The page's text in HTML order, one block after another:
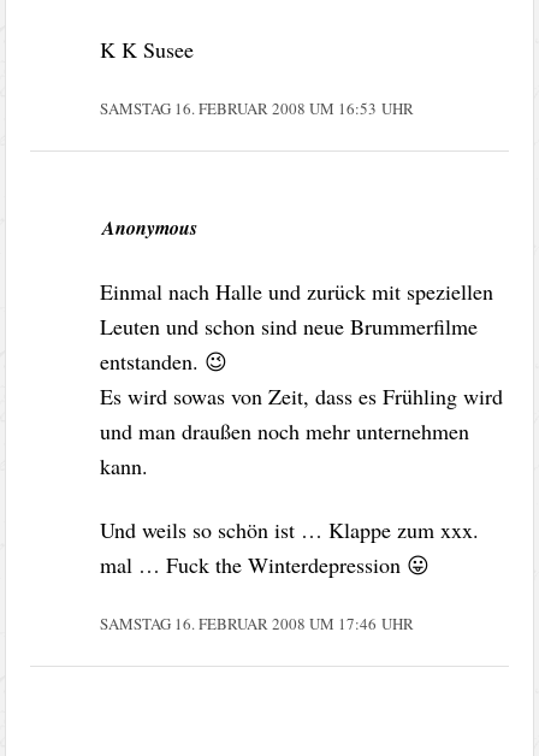
K K Susee
SAMSTAG 16. FEBRUAR 2008 UM 16:53 UHR
Anonymous
Einmal nach Halle und zurück mit speziellen
Leuten und schon sind neue Brummerfilme
entstanden. 😉
Es wird sowas von Zeit, dass es Frühling wird
und man draußen noch mehr unternehmen
kann.
Und weils so schön ist … Klappe zum xxx.
mal … Fuck the Winterdepression 😛
SAMSTAG 16. FEBRUAR 2008 UM 17:46 UHR